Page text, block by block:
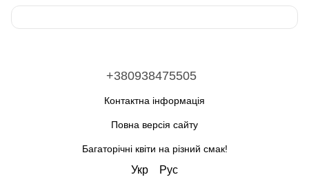
+380938475505
Контактна інформація
Повна версія сайту
Багаторічні квіти на різний смак!
Укр Рус